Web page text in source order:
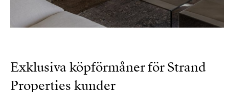
Exklusiva köpförmåner för Strand
Properties kunder